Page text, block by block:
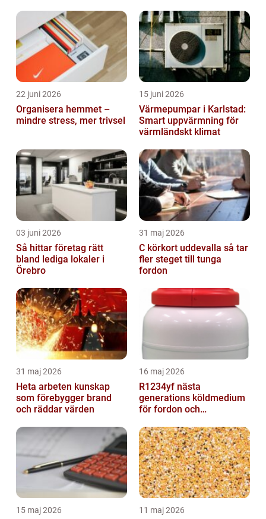
22 juni 2026
Organisera hemmet –
mindre stress, mer trivsel
15 juni 2026
Värmepumpar i Karlstad:
Smart uppvärmning för
värmländskt klimat
03 juni 2026
Så hittar företag rätt
bland lediga lokaler i
Örebro
31 maj 2026
C körkort uddevalla så tar
fler steget till tunga
fordon
31 maj 2026
Heta arbeten kunskap
som förebygger brand
och räddar värden
16 maj 2026
R1234yf nästa
generations köldmedium
för fordon och
15 maj 2026 11 maj 2026